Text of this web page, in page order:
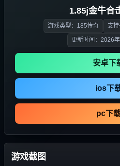
1.85j金牛合
游戏类型：185传奇 支
更新时间：2026
安卓下
ios下
pc下
游戏截图